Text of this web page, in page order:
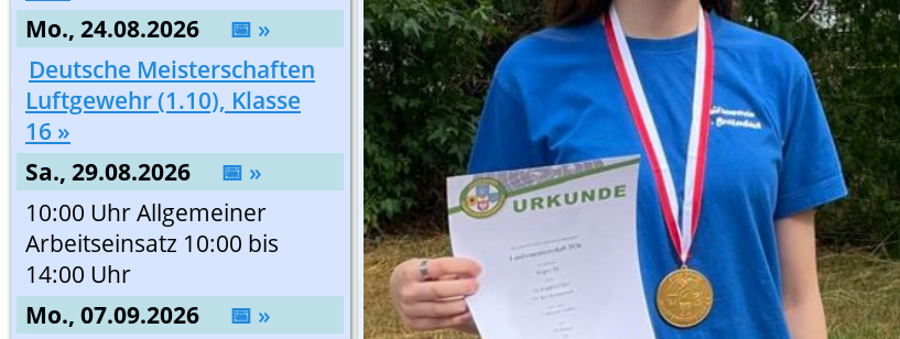
Mo., 24.08.2026
📅 »
Deutsche Meisterschaften
Luftgewehr (1.10), Klasse
16 »
Sa., 29.08.2026
📅 »
10:00 Uhr Allgemeiner
Arbeitseinsatz 10:00 bis
14:00 Uhr
Mo., 07.09.2026
📅 »